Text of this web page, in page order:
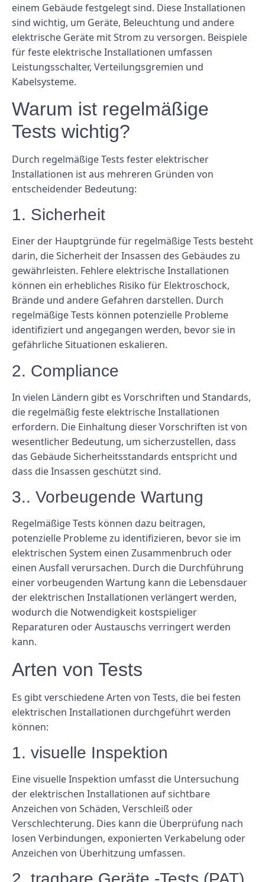
einem Gebäude festgelegt sind. Diese Installationen
sind wichtig, um Geräte, Beleuchtung und andere
elektrische Geräte mit Strom zu versorgen. Beispiele
für feste elektrische Installationen umfassen
Leistungsschalter, Verteilungsgremien und
Kabelsysteme.
Warum ist regelmäßige
Tests wichtig?
Durch regelmäßige Tests fester elektrischer
Installationen ist aus mehreren Gründen von
entscheidender Bedeutung:
1. Sicherheit
Einer der Hauptgründe für regelmäßige Tests besteht
darin, die Sicherheit der Insassen des Gebäudes zu
gewährleisten. Fehlere elektrische Installationen
können ein erhebliches Risiko für Elektroschock,
Brände und andere Gefahren darstellen. Durch
regelmäßige Tests können potenzielle Probleme
identifiziert und angegangen werden, bevor sie in
gefährliche Situationen eskalieren.
2. Compliance
In vielen Ländern gibt es Vorschriften und Standards,
die regelmäßig feste elektrische Installationen
erfordern. Die Einhaltung dieser Vorschriften ist von
wesentlicher Bedeutung, um sicherzustellen, dass
das Gebäude Sicherheitsstandards entspricht und
dass die Insassen geschützt sind.
3.. Vorbeugende Wartung
Regelmäßige Tests können dazu beitragen,
potenzielle Probleme zu identifizieren, bevor sie im
elektrischen System einen Zusammenbruch oder
einen Ausfall verursachen. Durch die Durchführung
einer vorbeugenden Wartung kann die Lebensdauer
der elektrischen Installationen verlängert werden,
wodurch die Notwendigkeit kostspieliger
Reparaturen oder Austauschs verringert werden
kann.
Arten von Tests
Es gibt verschiedene Arten von Tests, die bei festen
elektrischen Installationen durchgeführt werden
können:
1. visuelle Inspektion
Eine visuelle Inspektion umfasst die Untersuchung
der elektrischen Installationen auf sichtbare
Anzeichen von Schäden, Verschleiß oder
Verschlechterung. Dies kann die Überprüfung nach
losen Verbindungen, exponierten Verkabelung oder
Anzeichen von Überhitzung umfassen.